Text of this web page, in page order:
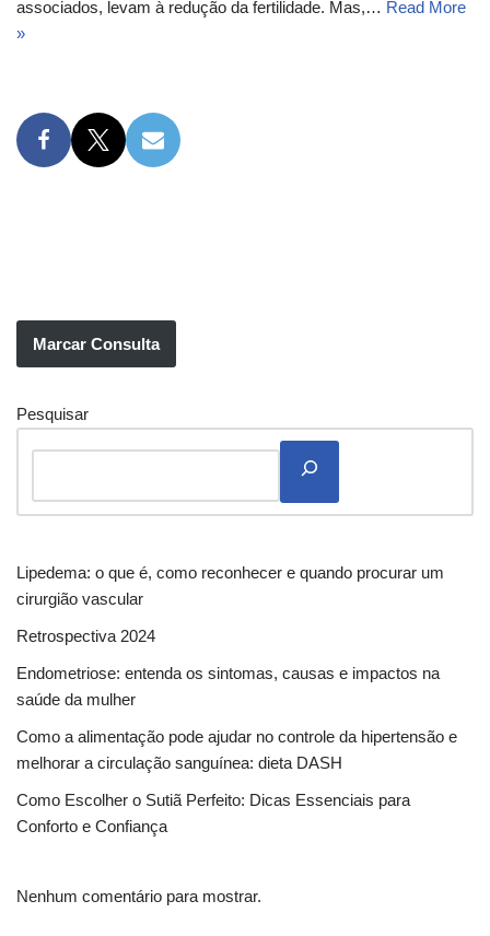
associados, levam à redução da fertilidade. Mas,… Read More
»
Marcar Consulta
Pesquisar
Lipedema: o que é, como reconhecer e quando procurar um
cirurgião vascular
Retrospectiva 2024
Endometriose: entenda os sintomas, causas e impactos na
saúde da mulher
Como a alimentação pode ajudar no controle da hipertensão e
melhorar a circulação sanguínea: dieta DASH
Como Escolher o Sutiã Perfeito: Dicas Essenciais para
Conforto e Confiança
Nenhum comentário para mostrar.